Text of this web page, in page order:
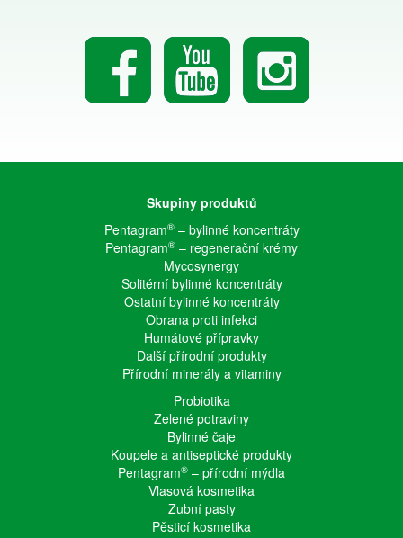
Skupiny produktů
Pentagram®– bylinné koncentráty
Pentagram® – regenerační krémy
Mycosynergy
Solitérní bylinné koncentráty
Ostatní bylinné koncentráty
Obrana proti infekci
Humátové přípravky
Další přírodní produkty
Přírodní minerály a vitaminy
Probiotika
Zelené potraviny
Bylinné čaje
Koupele a antiseptické produkty
Pentagram® – přírodní mýdla
Vlasová kosmetika
Zubní pasty
Pěsticí kosmetika